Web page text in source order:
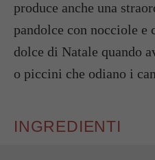
produce anche una
pandolce con nocciole e
dolce di Natale quando
o piccini che odiano i
INGREDIENTI